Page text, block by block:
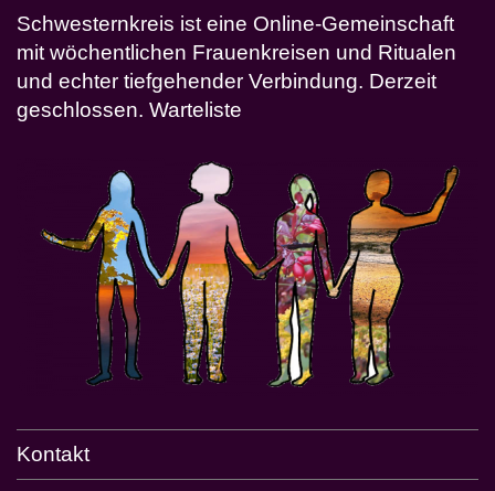
Schwesternkreis ist eine Online-Gemeinschaft
mit wöchentlichen Frauenkreisen und Ritualen
und echter tiefgehender Verbindung. Derzeit
geschlossen. Warteliste
Kontakt